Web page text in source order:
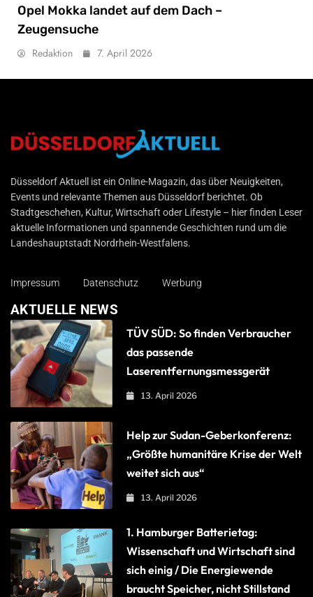
Opel Mokka landet auf dem Dach –
Zeugensuche
Redaktion 7. April 2026
Düsseldorf Aktuell
Düsseldorf Aktuell ist ein Online-Magazin, das über Neuigkeiten,
Events und relevante Themen aus Düsseldorf berichtet. Ob
Stadtgeschehen, Kultur, Wirtschaft oder Lifestyle – hier finden Leser
aktuelle Informationen und spannende Geschichten rund um die
Landeshauptstadt Nordrhein-Westfalens.
Impressum Datenschutz Werbung
AKTUELLE NEWS
TÜV SÜD: So finden Verbraucher
das passende
Laserentfernungsmessgerät
13. April 2026
Help zur Sudan-Geberkonferenz:
„Größte humanitäre Krise der Welt
weitet sich aus“
13. April 2026
1. Hamburger Batterietag:
Wissenschaft und Wirtschaft sind
sich einig / Die Energiewende
braucht Speicher, nicht Stillstand